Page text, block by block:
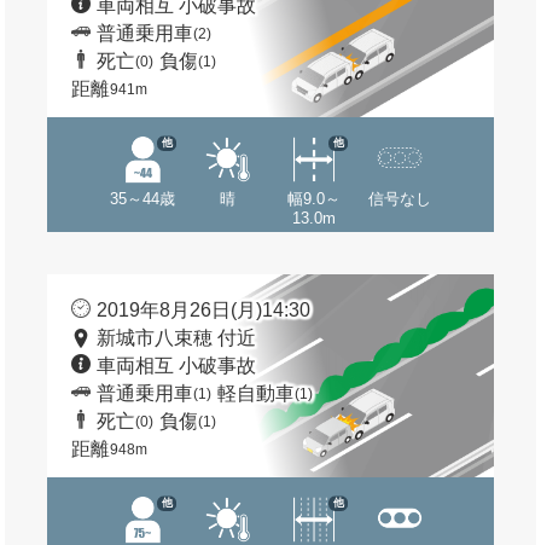
車両相互 小破事故
普通乗用車(2)
死亡(0) 負傷(1)
距離941m
35～44歳
他
晴
幅9.0～
13.0m
他
信号なし
2019年8月26日(月)14:30
新城市八束穂 付近
車両相互 小破事故
普通乗用車(1) 軽自動車(1)
死亡(0) 負傷(1)
距離948m
他 他